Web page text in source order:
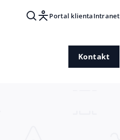
Portal klientaIntranet
Kontakt